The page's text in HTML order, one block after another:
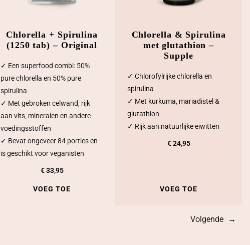
Chlorella + Spirulina
(1250 tab) – Original
✓ Een superfood combi: 50%
pure chlorella en 50% pure
spirulina
✓ Met gebroken celwand, rijk
aan vits, mineralen en andere
voedingsstoffen
✓ Bevat ongeveer 84 porties en
is geschikt voor veganisten
€33,95
VOEG TOE
Chlorella & Spirulina
met glutathion –
Supple
✓ Chlorofylrijke chlorella en
spirulina
✓ Met kurkuma, mariadistel &
glutathion
✓ Rijk aan natuurlijke eiwitten
€24,95
VOEG TOE
Volgende →